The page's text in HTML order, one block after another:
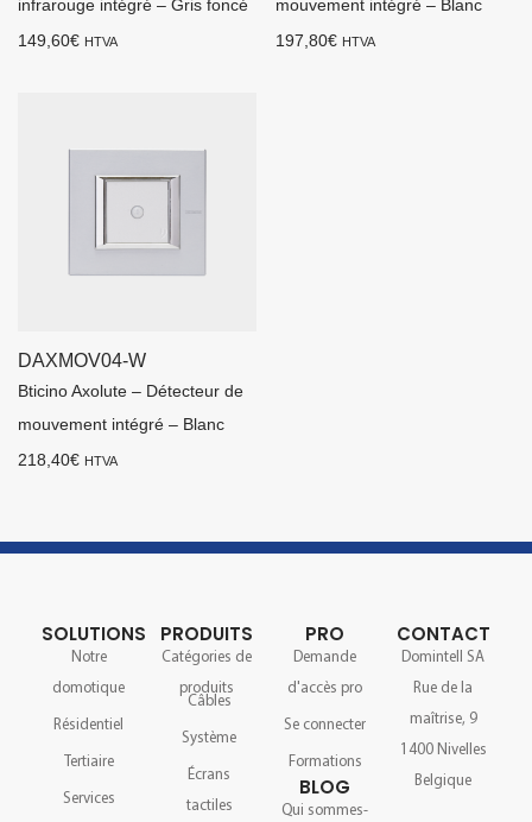
infrarouge intégré – Gris foncé
149,60€ HTVA
mouvement intégré – Blanc
197,80€ HTVA
DAXMOV04-W
Bticino Axolute – Détecteur de
mouvement intégré – Blanc
218,40€ HTVA
SOLUTIONS
Notre
domotique
Résidentiel
Tertiaire
Services
PRODUITS
Catégories de
produits
Câbles
Système
Écrans
tactiles
PRO
Demande
d'accès pro
Se connecter
Formations
BLOG
Qui sommes-
CONTACT
Domintell SA
Rue de la
maîtrise, 9
1400 Nivelles
Belgique